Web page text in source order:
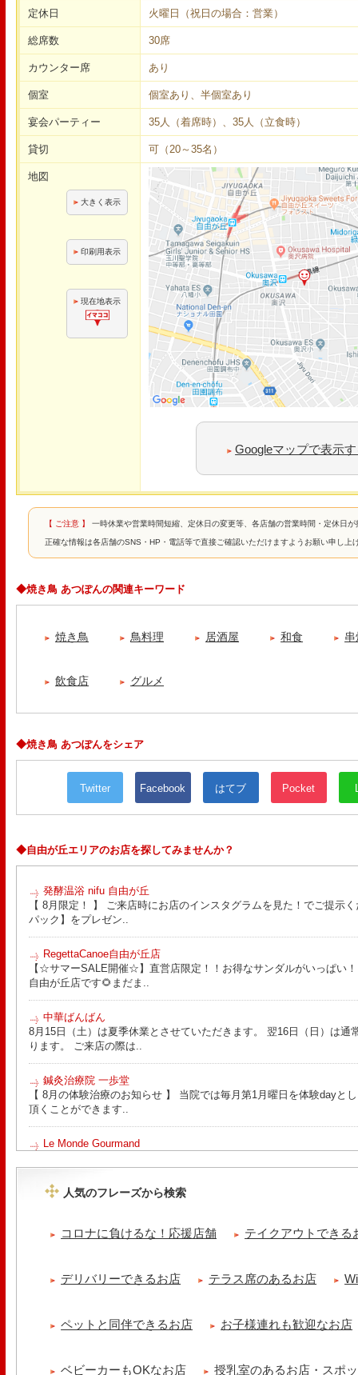
定休日 火曜日（祝日の場合：営業）
総席数 30席
カウンター席 あり
個室 個室あり、半個室あり
宴会パーティー 35人（着席時）、35人（立食時）
貸切 可（20～35名）
地図
大きく表示
印刷用表示
現在地表示
Googleマップで表示
【 ご注意 】 一時休業や営業時間短縮、定休日の変更等、各店舗の営業時間・定休日
正確な情報は各店舗のSNS・HP・電話等で直接ご確認いただけますようお願い申し上
◆焼き鳥 あつぽんの関連キーワード
焼き鳥 鳥料理 居酒屋 和食
飲食店 グルメ
◆焼き鳥 あつぽんをシェア
Twitter Facebook はてブ Pocket
◆自由が丘エリアのお店を探してみませんか？
発酵温浴 nifu 自由が丘
【 8月限定！ 】 ご来店時にお店のインスタグラムを見た！でご提示
パック】をプレゼン..
RegettaCanoe自由が丘店
【☆サマーSALE開催☆】直営店限定！！お得なサンダルがいっぱい
自由が丘店です🌻まだま..
中華ばんばん
8月15日（土）は夏季休業とさせていただきます。 翌16日（日）は通
ります。 ご来店の際は..
鍼灸治療院 一歩堂
【 8月の体験治療のお知らせ 】 当院では毎月第1月曜日を体験dayと
頂くことができます..
Le Monde Gourmand
ッコラサラダをそえて)手..
【 平日限定ランチメニュー 】 ワンプレートランチ登場！！パスタや
京都九条ねぎ焼き専門店 ねぎ家 -時代家 旬-
だれ。とろりとした温泉卵..
人気のフレーズから検索
コロナに負けるな！応援店舗 テイクアウトできる
デリバリーできるお店 テラス席のあるお店
ペットと同伴できるお店 お子様連れも歓迎なお店
ベビーカーもOKなお店 授乳室のあるお店・スポ